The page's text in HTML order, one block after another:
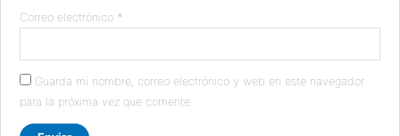
Correo electrónico *
Guarda mi nombre, correo electrónico y web en este navegador
para la próxima vez que comente.